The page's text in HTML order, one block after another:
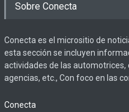
Sobre Conecta
Conecta es el micrositio de
esta sección se incluyen
actividades de las
agencias, etc., Con foco en las
Conecta